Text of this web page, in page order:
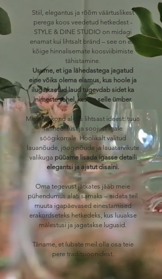
Stiil, elegantus ja rõõm väärtuslikest
perega koos veedetud hetkedest -
STYLE & DINE STUDIO on midagi
enamat kui lihtsalt bränd – see on elu
kõige hinnalisemate koosviibimiste
tähistamine.
Usume, et iga lähedastega jagatud
eine võiks olema elamus, kus hoole ja
iluga kaetud laud tugevdab sidet ka
inimeste vahel, kes on selle ümber.
Meie teekond algas lihtsast ideest: tuua
rafineeritust ja soojust igale
söögikorrale. Hoolikalt valitud
lauanõude, jooginõude ja lauatarvikute
valikuga püüame lisada igasse detaili
elegantsi ja ajatut disaini.
Oma tegevust jätkates jääb meie
pühendumus alati samaks – aidata teil
muuta igapäevased einestamised
erakordseteks hetkedeks, kus luuakse
mälestusi ja jagatakse lugusid.
Täname, et lubate meil olla osa teie
pere traditsioonidest.